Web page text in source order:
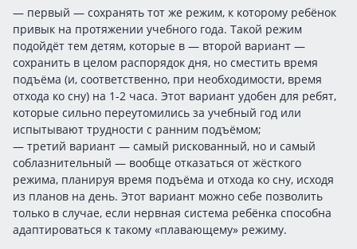
— первый — сохранять тот же режим, к которому ребёнок
привык на протяжении учебного года. Такой режим
подойдёт тем детям, которые в — второй вариант —
сохранить в целом распорядок дня, но сместить время
подъёма (и, соответственно, при необходимости, время
отхода ко сну) на 1-2 часа. Этот вариант удобен для ребят,
которые сильно переутомились за учебный год или
испытывают трудности с ранним подъёмом;
— третий вариант — самый рискованный, но и самый
соблазнительный — вообще отказаться от жёсткого
режима, планируя время подъёма и отхода ко сну, исходя
из планов на день. Этот вариант можно себе позволить
только в случае, если нервная система ребёнка способна
адаптироваться к такому «плавающему» режиму.